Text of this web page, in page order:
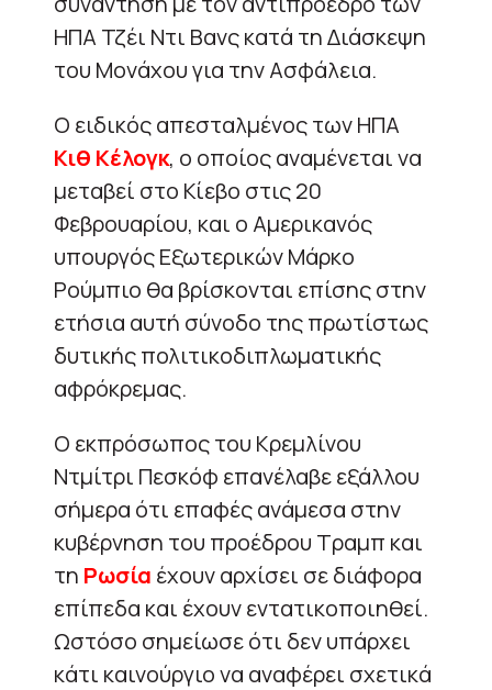
ΗΠΑ Τζέι Ντι Βανς κατά τη Διάσκεψη
του Μονάχου για την Ασφάλεια.
Ο ειδικός απεσταλμένος των ΗΠΑ
Κιθ Κέλογκ, ο οποίος αναμένεται να
μεταβεί στο Κίεβο στις 20
Φεβρουαρίου, και ο Αμερικανός
υπουργός Εξωτερικών Μάρκο
Ρούμπιο θα βρίσκονται επίσης στην
ετήσια αυτή σύνοδο της πρωτίστως
δυτικής πολιτικοδιπλωματικής
αφρόκρεμας.
Ο εκπρόσωπος του Κρεμλίνου
Ντμίτρι Πεσκόφ επανέλαβε εξάλλου
σήμερα ότι επαφές ανάμεσα στην
κυβέρνηση του προέδρου Τραμπ και
τη Ρωσία έχουν αρχίσει σε διάφορα
επίπεδα και έχουν εντατικοποιηθεί.
Ωστόσο σημείωσε ότι δεν υπάρχει
κάτι καινούργιο να αναφέρει σχετικά